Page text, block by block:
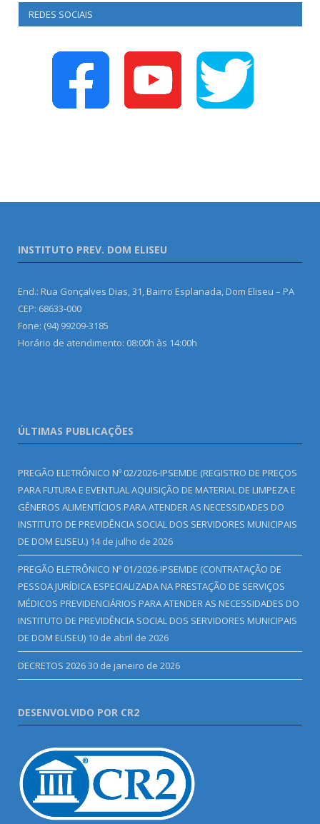
REDES SOCIAIS
INSTITUTO PREV. DOM ELISEU
End.: Rua Gonçalves Dias, 31, Bairro Esplanada, Dom Eliseu – PA
CEP: 68633-000
Fone: (94) 99209-3185
Horário de atendimento: 08:00h às 14:00h
ÚLTIMAS PUBLICAÇÕES
PREGÃO ELETRÔNICO Nº 02/2026-IPSEMDE (REGISTRO DE PREÇOS
PARA FUTURA E EVENTUAL AQUISIÇÃO DE MATERIAL DE LIMPEZA E
GÊNEROS ALIMENTÍCIOS PARA ATENDER AS NECESSIDADES DO
INSTITUTO DE PREVIDÊNCIA SOCIAL DOS SERVIDORES MUNICIPAIS
DE DOM ELISEU.) 14 de julho de 2026
PREGÃO ELETRÔNICO Nº 01/2026-IPSEMDE (CONTRATAÇÃO DE
PESSOA JURÍDICA ESPECIALIZADA NA PRESTAÇÃO DE SERVIÇOS
MÉDICOS PREVIDENCIÁRIOS PARA ATENDER AS NECESSIDADES DO
INSTITUTO DE PREVIDÊNCIA SOCIAL DOS SERVIDORES MUNICIPAIS
DE DOM ELISEU) 10 de abril de 2026
DECRETOS 202630 de janeiro de 2026
DESENVOLVIDO POR CR2